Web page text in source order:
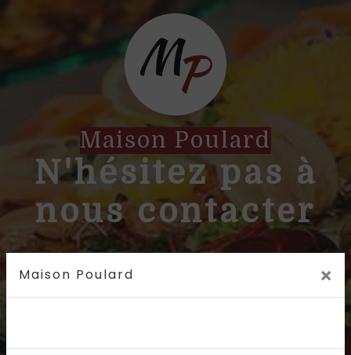
Maison Poulard ×
Maison Poulard
N'hésitez pas à
nous contacter